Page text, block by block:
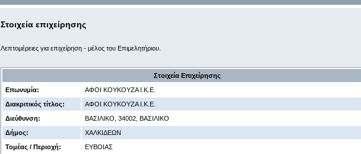
Στοιχεία επιχείρησης
Λεπτομέρειες για επιχείρηση - μέλος του Επιμελητήριου.
Στοιχεία Επιχείρησης
Επωνυμία:
ΑΦΟΙ ΚΟΥΚΟΥΖΑ Ι.Κ.Ε.
Διακριτικός τίτλος:
ΑΦΟΙ ΚΟΥΚΟΥΖΑ Ι.Κ.Ε.
Διεύθυνση:
ΒΑΣΙΛΙΚΟ, 34002, ΒΑΣΙΛΙΚΟ
Δήμος:
ΧΑΛΚΙΔΕΩΝ
Τομέας / Περιοχή:
ΕΥΒΟΙΑΣ